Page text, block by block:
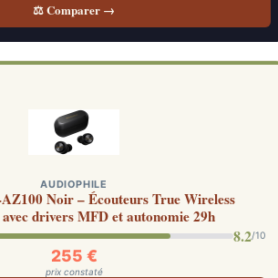
⚖ Comparer →
AUDIOPHILE
Noir – Écouteurs True Wireless
drivers MFD et autonomie 29h
8.2/10
255 €
prix constaté